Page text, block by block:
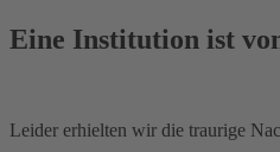
Eine Institution ist
Leider erhielten wir die traurige